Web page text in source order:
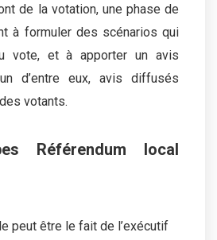
de la votation, une phase de
à formuler des scénarios qui
vote, et à apporter un avis
d’entre eux, avis diffusés
votants.
Référendum local
peut être le fait de l’exécutif